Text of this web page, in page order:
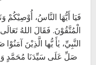
الْمُتَّقُوْنَ. فَقَالَ اللهُ
النَّبِيِّ، يٰأَ يُّها الَّذِيْنَ